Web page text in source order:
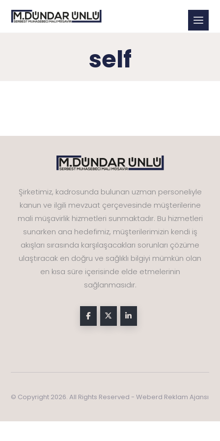
self
Şirketimiz, kadrosunda bulunan uzman personeliyle
kanun ve ilgili mevzuat çerçevesinde müşterilerine
mali müşavirlik hizmetleri sunmaktadır. Bu hizmetleri
sunarken ana hedefimiz, müşterilerimizin kendi iş
akışları sırasında karşılaşacakları sorunları çözüme
ulaştıracak en doğru ve sağlıklı bilgiyi mümkün olan
en kısa süre içerisinde elde etmelerinin
sağlanmasıdır.
© Copyright 2026. All Rights Reserved - Weberd Reklam Ajansı